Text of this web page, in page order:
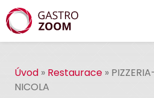
Úvod » Restaurace »
NICOLA